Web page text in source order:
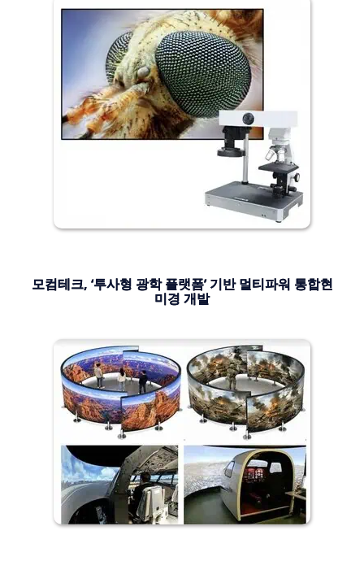
모컴테크, ‘투사형 광학 플랫폼’ 기반 멀티파워 통합현
미경 개발